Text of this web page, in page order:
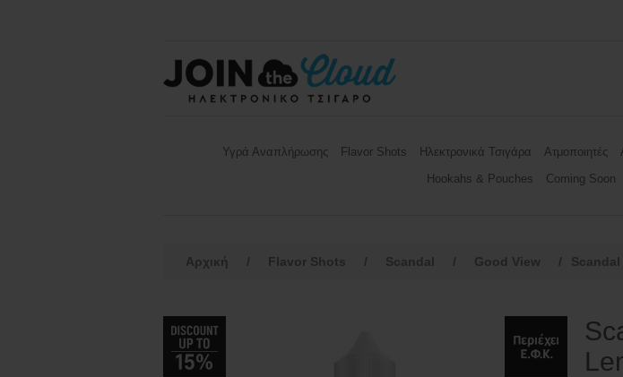
Υγρά Αναπλήρωσης Flavor Shots Ηλεκτρονικά Τσιγάρα Ατμοποιητές
Hookahs & Pouches
Coming Soon
Αρχική / Flavor Shots / Scandal / Good View /